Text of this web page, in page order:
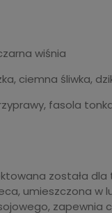
wiśnia
ciemna śliwka,
fasola
została
umieszczona w
zapewnia